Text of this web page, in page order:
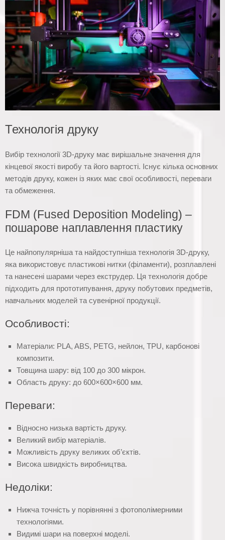
Технологія друку
Вибір технології 3D-друку має вирішальне значення для
кінцевої якості виробу та його вартості. Існує кілька основних
методів друку, кожен із яких має свої особливості, переваги
та обмеження.
FDM (Fused Deposition Modeling) –
пошарове наплавлення пластику
Це найпопулярніша та найдоступніша технологія 3D-друку,
яка використовує пластикові нитки (філаменти), розплавлені
та нанесені шарами через екструдер. Ця технологія добре
підходить для прототипування, друку побутових предметів,
навчальних моделей та сувенірної продукції.
Особливості:
Матеріали: PLA, ABS, PETG, нейлон, TPU, карбонові
композити.
Товщина шару: від 100 до 300 мікрон.
Область друку: до 600×600×600 мм.
Переваги:
Відносно низька вартість друку.
Великий вибір матеріалів.
Можливість друку великих об’єктів.
Висока швидкість виробництва.
Недоліки:
Нижча точність у порівнянні з фотополімерними
технологіями.
Видимі шари на поверхні моделі.